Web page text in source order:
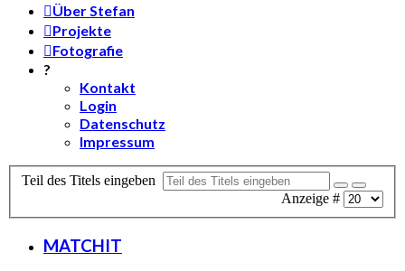
Über Stefan
Projekte
Fotografie
?
Kontakt
Login
Datenschutz
Impressum
Teil des Titels eingeben
Anzeige #
MATCHIT